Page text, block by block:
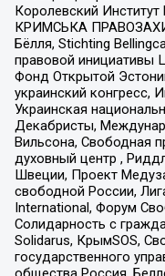
Королевский
КРИМСЬКА
Бёлля, Stichting
правовой инициативы
Фонд Открытой
украинский конгресс,
Украинская
Декабристы,
Вильсона, Свободная
духовный центр ,
Швеции, Проект
свободной России,
International, Форум
Солидарность с
Solidarus, КрымSOS,
государственного